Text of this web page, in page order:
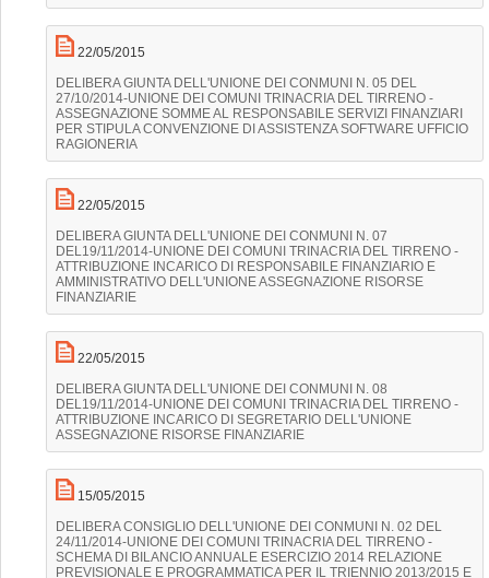
22/05/2015
DELIBERA GIUNTA DELL'UNIONE DEI CONMUNI N. 05 DEL
27/10/2014-UNIONE DEI COMUNI TRINACRIA DEL TIRRENO -
ASSEGNAZIONE SOMME AL RESPONSABILE SERVIZI FINANZIARI
PER STIPULA CONVENZIONE DI ASSISTENZA SOFTWARE UFFICIO
RAGIONERIA
22/05/2015
DELIBERA GIUNTA DELL'UNIONE DEI CONMUNI N. 07
DEL19/11/2014-UNIONE DEI COMUNI TRINACRIA DEL TIRRENO -
ATTRIBUZIONE INCARICO DI RESPONSABILE FINANZIARIO E
AMMINISTRATIVO DELL'UNIONE ASSEGNAZIONE RISORSE
FINANZIARIE
22/05/2015
DELIBERA GIUNTA DELL'UNIONE DEI CONMUNI N. 08
DEL19/11/2014-UNIONE DEI COMUNI TRINACRIA DEL TIRRENO -
ATTRIBUZIONE INCARICO DI SEGRETARIO DELL'UNIONE
ASSEGNAZIONE RISORSE FINANZIARIE
15/05/2015
DELIBERA CONSIGLIO DELL'UNIONE DEI CONMUNI N. 02 DEL
24/11/2014-UNIONE DEI COMUNI TRINACRIA DEL TIRRENO -
SCHEMA DI BILANCIO ANNUALE ESERCIZIO 2014 RELAZIONE
PREVISIONALE E PROGRAMMATICA PER IL TRIENNIO 2013/2015 E